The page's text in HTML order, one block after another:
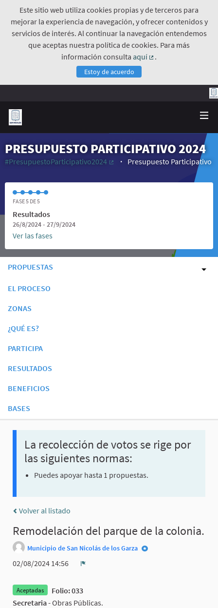
Este sitio web utiliza cookies propias y de terceros para
mejorar la experiencia de navegación, y ofrecer contenidos y
servicios de interés. Al continuar la navegación entendemos
que aceptas nuestra política de cookies. Para más
información consulta aquí
.
Estoy de acuerdo
PRESUPUESTO PARTICIPATIVO 2024
#PresupuestoParticipativo2024
Presupuesto Participativo
FASE 5 DE 5
Resultados
26/8/2024 - 27/9/2024
Ver las fases
PROPUESTAS
EL PROCESO
ZONAS
¿QUÉ ES?
PARTICIPA
RESULTADOS
BENEFICIOS
BASES
La recolección de votos se rige por
las siguientes normas:
Puedes apoyar hasta 1 propuestas.
Volver al listado
Remodelación del parque de la colonia.
Municipio de San Nicolás de los Garza
02/08/2024 14:56
Aceptadas
Folio: 033
Secretaria -Obras Públicas.